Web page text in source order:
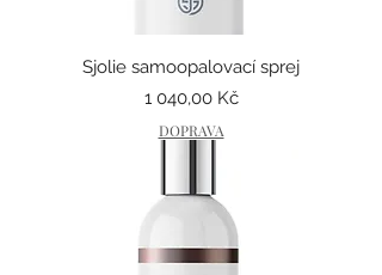
Sjolie samoopalovací sprej
Cena
1 040,00 Kč
DOPRAVA